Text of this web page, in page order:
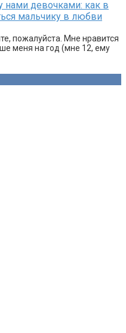
девочками: как в
мальчику в любви
пожалуйста. Мне нравится
меня на год (мне 12, ему